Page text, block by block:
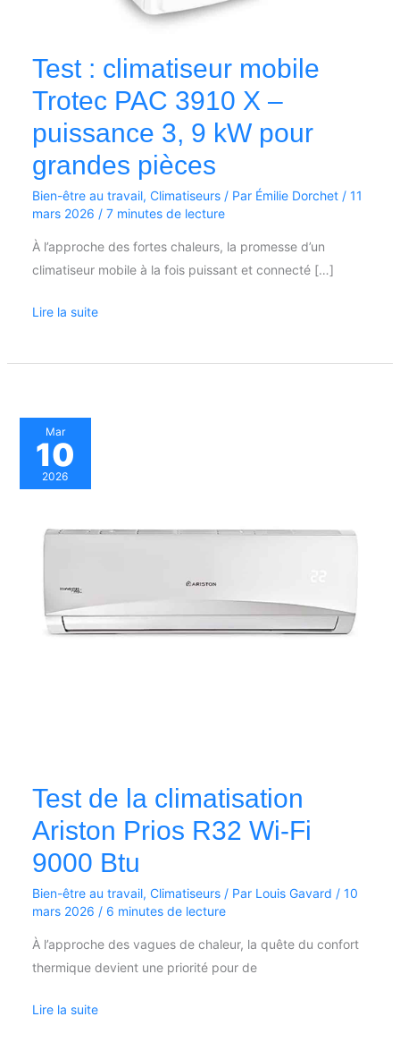
Test : climatiseur mobile
Trotec PAC 3910 X –
puissance 3, 9 kW pour
grandes pièces
Bien-être au travail, Climatiseurs/ Par Émilie Dorchet / 11
mars 2026 / 7 minutes de lecture
À l’approche des fortes chaleurs, la promesse d’un
climatiseur mobile à la fois puissant et connecté […]
Lire la suite
Mar
10
2026
Test de la climatisation
Ariston Prios R32 Wi-Fi
9000 Btu
Bien-être au travail, Climatiseurs/ Par Louis Gavard / 10
mars 2026 / 6 minutes de lecture
À l’approche des vagues de chaleur, la quête du confort
thermique devient une priorité pour de
Test
de
Prios
9000
Lire la suite